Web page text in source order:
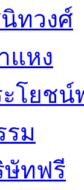
ทวงศ์
แหง
โยชน์
รม
ษัทฟรี